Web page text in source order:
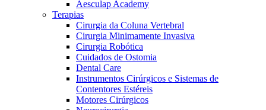
Catálogo de Produtos
Encontre o produto que procura. Visite o catálogo de produtos
da B. Braun com o nosso portfólio completo.
Centro de Inovação
Vamos impulsionar juntos a inovação na tecnologia médica.
Saiba mais sobre o nosso centro de inovação e apresente a sua
Aesculap Academy
Terapias
Cirurgia da Coluna Vertebral
Cirurgia Minimamente Invasiva
Cirurgia Robótica
Cuidados de Ostomia
Dental Care
Instrumentos Cirúrgicos e Sistemas de
Contentores Estéreis
Motores Cirúrgicos